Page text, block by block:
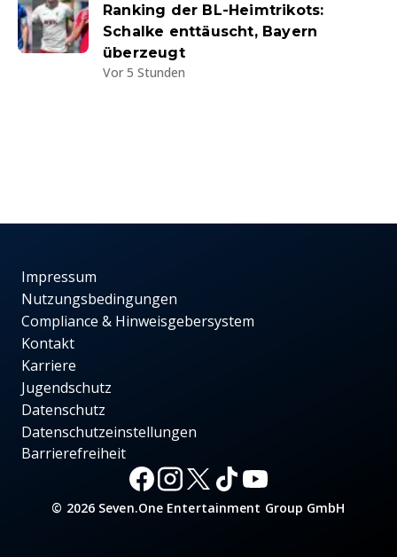
Ranking der BL-Heimtrikots:
Schalke enttäuscht, Bayern
überzeugt
Vor 5 Stunden
Impressum
Nutzungsbedingungen
Compliance & Hinweisgebersystem
Kontakt
Karriere
Jugendschutz
Datenschutz
Datenschutzeinstellungen
Barrierefreiheit
© 2026 Seven.One Entertainment Group GmbH